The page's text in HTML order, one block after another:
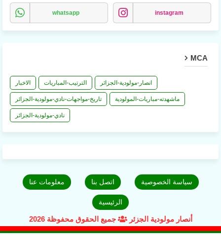
whatsapp instagram
MCA
الاخبار الترتيب-المباريات انصار-مولودية-الجزائر
تاريخ-مواجهات-نادي-مولودية-الجزائر ماشهدته-مباريات-المولودية
نادي-مولودية-الجزائر
سياسة الخصوصية اتصل بنا معلومات عنا
الرئيسية
أنصار مولودية الجزئر جميع الحقوق محفوظة 2026